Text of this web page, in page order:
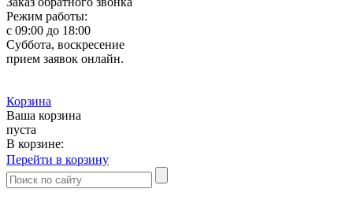
Режим работы:
с 09:00 до 18:00
Суббота, воскресение
прием заявок онлайн.
Корзина
Ваша корзина
пуста
В корзине:
Перейти в корзину